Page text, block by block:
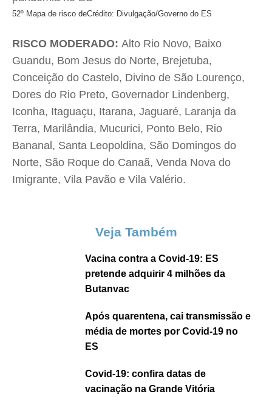
52º Mapa de risco deCrédito: Divulgação/Governo do ES
RISCO MODERADO: Alto Rio Novo, Baixo
Guandu, Bom Jesus do Norte, Brejetuba,
Conceição do Castelo, Divino de São Lourenço,
Dores do Rio Preto, Governador Lindenberg,
Iconha, Itaguaçu, Itarana, Jaguaré, Laranja da
Terra, Marilândia, Mucurici, Ponto Belo, Rio
Bananal, Santa Leopoldina, São Domingos do
Norte, São Roque do Canaã, Venda Nova do
Imigrante, Vila Pavão e Vila Valério.
Veja Também
Vacina contra a Covid-19: ES
pretende adquirir 4 milhões da
Butanvac
Após quarentena, cai transmissão e
média de mortes por Covid-19 no
ES
Covid-19: confira datas de
vacinação na Grande Vitória